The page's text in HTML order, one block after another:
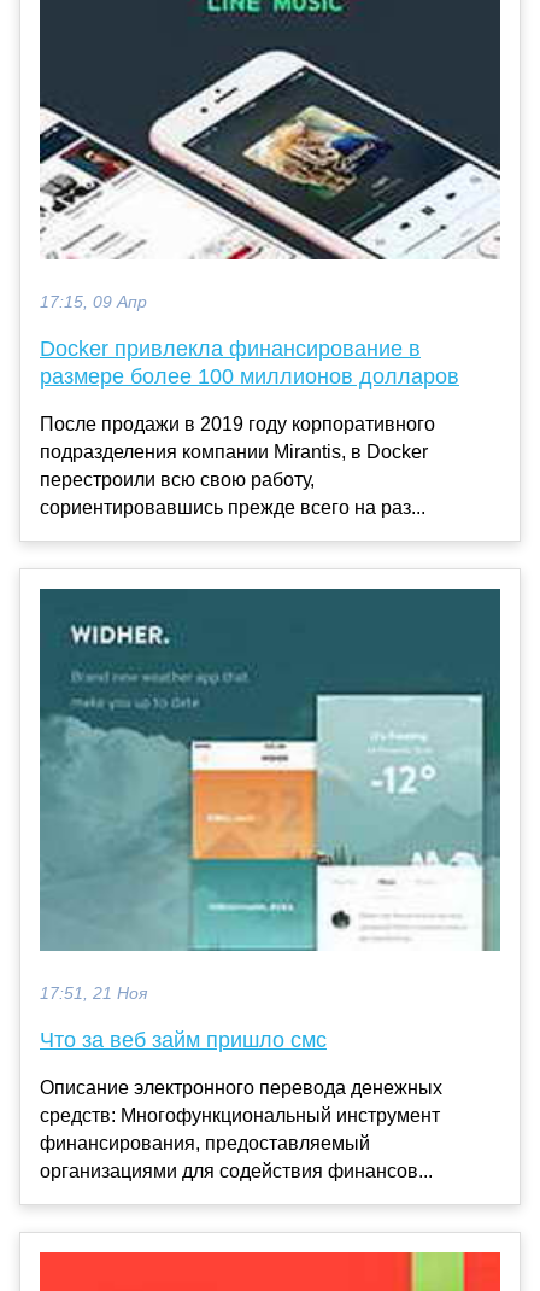
17:15, 09 Апр
Docker привлекла финансирование в
размере более 100 миллионов долларов
После продажи в 2019 году корпоративного
подразделения компании Mirantis, в Docker
перестроили всю свою работу,
сориентировавшись прежде всего на раз...
17:51, 21 Ноя
Что за веб займ пришло смс
Описание электронного перевода денежных
средств: Многофункциональный инструмент
финансирования, предоставляемый
организациями для содействия финансов...